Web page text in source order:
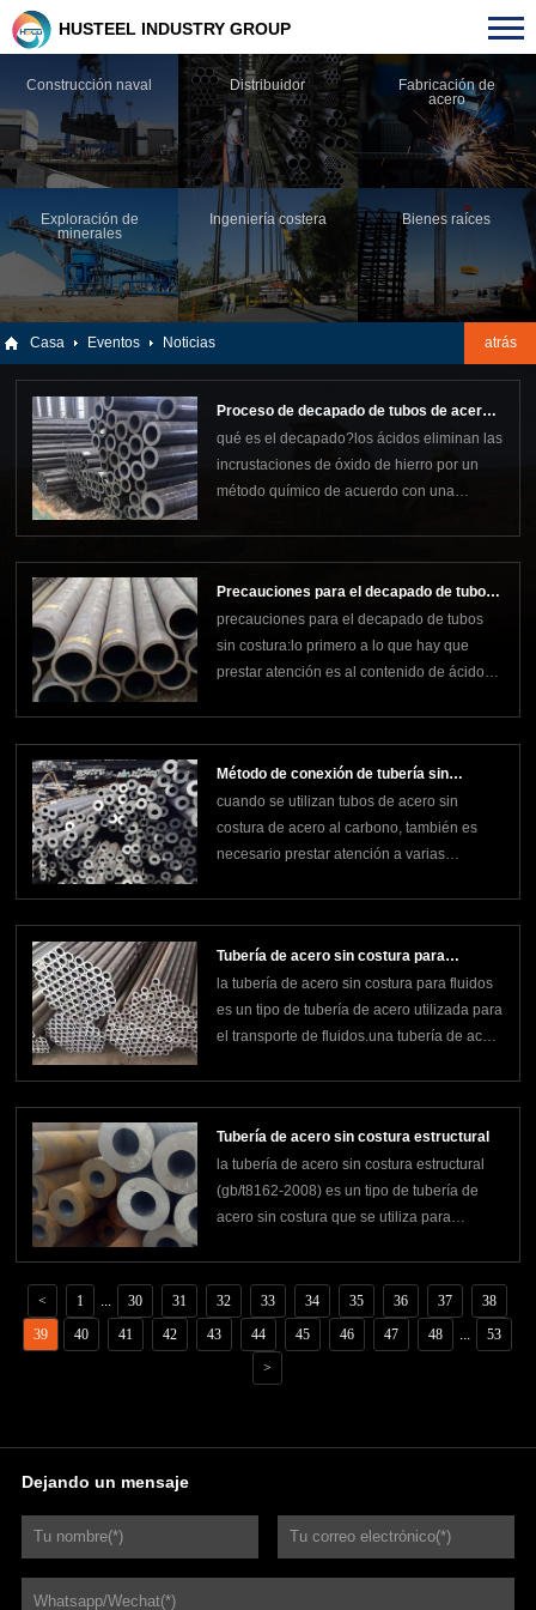
Construcción naval Distribuidor
Fabricación de
acero
Exploración de
minerales
Ingeniería costera Bienes raíces
HUSTEEL INDUSTRY GROUP
atrás
Casa Eventos Noticias
Proceso de decapado de tubos de acero
sin costura
qué es el decapado?los ácidos eliminan las
incrustaciones de óxido de hierro por un
método químico de acuerdo con una
según el tipo de ácido: decapado con ácido
sulfúrico, decapado con ácido c
Precauciones para el decapado de tubos
sin costura
precauciones para el decapado de tubos
sin costura:lo primero a lo que hay que
prestar atención es al contenido de ácido
18% es el mejor. aunque la tubería de acero
sin cos
Método de conexión de tubería sin
costura de acero al carbono
cuando se utilizan tubos de acero sin
costura de acero al carbono, también es
necesario prestar atención a varias
garantizar la mejora de la eficiencia. los
métodos de conex
Tubería de acero sin costura para
transporte de fluidos
la tubería de acero sin costura para fluidos
es un tipo de tubería de acero utilizada para
el transporte de fluidos.una tubería de acero
final. se utiliza principalmente p
Tubería de acero sin costura estructural
la tubería de acero sin costura estructural
(gb/t8162-2008) es un tipo de tubería de
acero sin costura que se utiliza para
acero sin costura para fluidos se aplica a
las tuberías de acero sin costura que
transportan fluidos.ad
< 1 ... 30 31 32 33 34 35 36 37
38
39
40 41 42 43 44 45 46 47 48 ...
53
>
Dejando un mensaje